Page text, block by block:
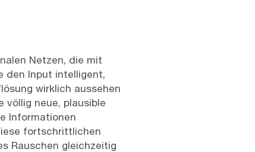
Netzen, die mit
den Input intelligent,
wirklich aussehen
völlig neue, plausible
Informationen
fortschrittlichen
Rauschen gleichzeitig